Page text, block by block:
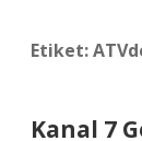
Etiket:
Kanal 7